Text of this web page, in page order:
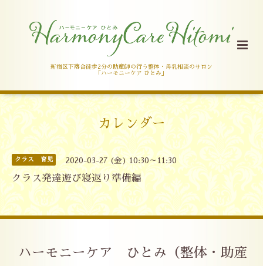
新宿区下落合徒歩2分の助産師の行う整体・母乳相談のサロン
「ハーモニーケア ひとみ」
カレンダー
クラス 育児 2020-03-27 (金) 10:30～11:30
クラス発達遊び寝返り準備編
ハーモニーケア ひとみ（整体・助産